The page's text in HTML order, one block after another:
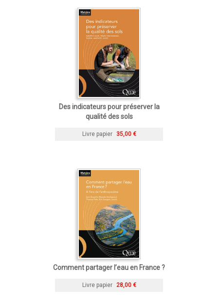
Des indicateurs pour préserver la
qualité des sols
Livre papier 35,00 €
Comment partager l’eau en France ?
Livre papier 28,00 €